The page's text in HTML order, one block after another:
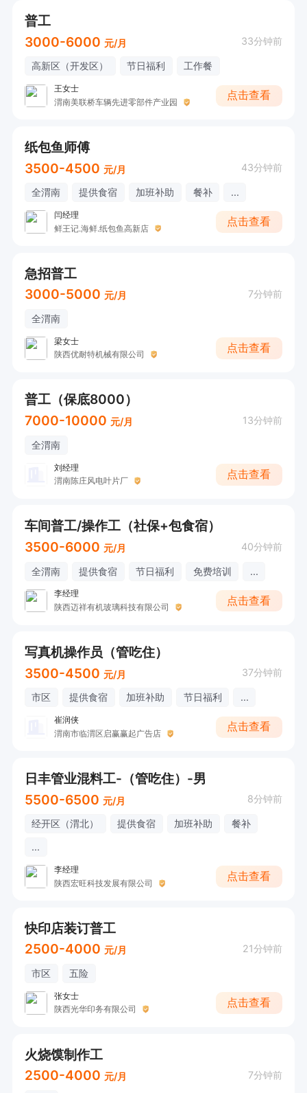
普工
3000-6000 元/月 33分钟前
高新区（开发区） 节日福利 工作餐
王女士
渭南美联桥车辆先进零部件产业园
点击查看
纸包鱼师傅
3500-4500 元/月 43分钟前
全渭南 提供食宿 加班补助 餐补 ...
闫经理
鲜王记.海鲜.纸包鱼高新店
点击查看
急招普工
3000-5000 元/月 7分钟前
全渭南
梁女士
陕西优耐特机械有限公司
点击查看
普工（保底8000）
7000-10000 元/月 13分钟前
全渭南
刘经理
渭南陈庄风电叶片厂
点击查看
车间普工/操作工（社保+包食宿）
3500-6000 元/月 40分钟前
全渭南 提供食宿 节日福利 免费培训 ...
李经理
陕西迈祥有机玻璃科技有限公司
点击查看
写真机操作员（管吃住）
3500-4500 元/月 37分钟前
市区 提供食宿 加班补助 节日福利 ...
崔润侠
渭南市临渭区启赢赢起广告店
点击查看
日丰管业混料工-（管吃住）-男
5500-6500 元/月 8分钟前
经开区（渭北） 提供食宿 加班补助
餐补
...
李经理
陕西宏旺科技发展有限公司
点击查看
快印店装订普工
2500-4000 元/月 21分钟前
市区 五险
张女士
陕西光华印务有限公司
点击查看
火烧馍制作工
2500-4000 元/月 7分钟前